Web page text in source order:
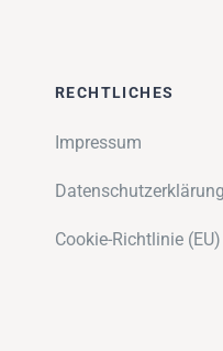
RECHTLICHES
Impressum
Datenschutzerklärung
Cookie-Richtlinie (EU)